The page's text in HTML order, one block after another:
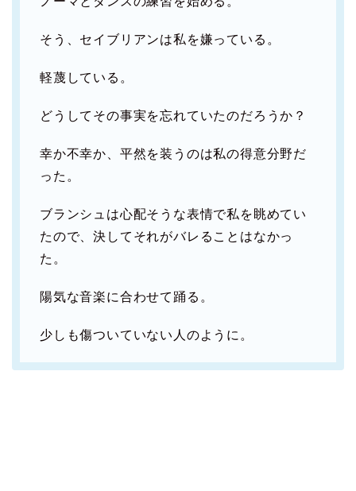
そう、セイブリアンは私を嫌っている。
軽蔑している。
どうしてその事実を忘れていたのだろうか？
幸か不幸か、平然を装うのは私の得意分野だ
った。
ブランシュは心配そうな表情で私を眺めてい
たので、決してそれがバレることはなかっ
た。
陽気な音楽に合わせて踊る。
少しも傷ついていない人のように。